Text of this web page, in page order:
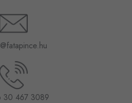
30 467 3089